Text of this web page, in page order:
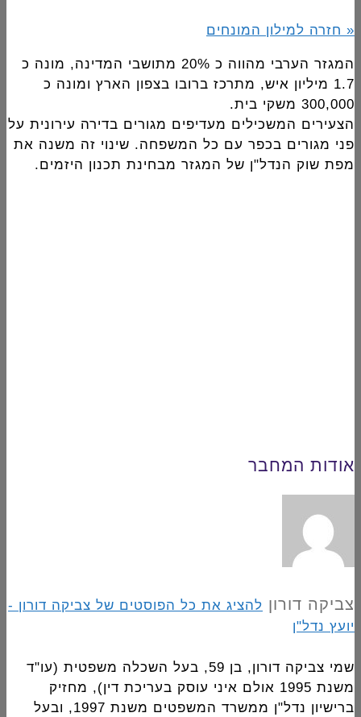
« חזרה למילון המונחים
המגזר הערבי מהווה כ 20% מתושבי המדינה, מונה כ
1.7 מיליון איש, מתרכז ברובו בצפון הארץ ומונה כ
300,000 משקי בית.
הצעירים המשכילים מעדיפים מגורים בדירה עירונית על
פני מגורים בכפר עם כל המשפחה. שינוי זה משנה את
מפת שוק הנדל"ן של המגזר מבחינת תכנון היזמים.
אודות המחבר
צביקה דורון להציג את כל הפוסטים של צביקה דורון -
יועץ נדל"ן
שמי צביקה דורון, בן 59, בעל השכלה משפטית (עו"ד
משנת 1995 אולם איני עוסק בעריכת דין), מחזיק
ברישיון נדל"ן ממשרד המשפטים משנת 1997, ובעל